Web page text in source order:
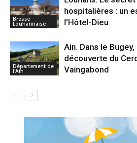
Bresse
Louhannaise
hospitalières : un
l’Hôtel-Dieu
Département de
l'Ain
Ain. Dans le
découverte du
Vaingabond